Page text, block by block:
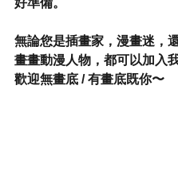
好準備。
無論您是插畫家，漫畫迷，
畫畫動漫人物，都可以加入
歡迎無畫底 / 有畫底既你〜